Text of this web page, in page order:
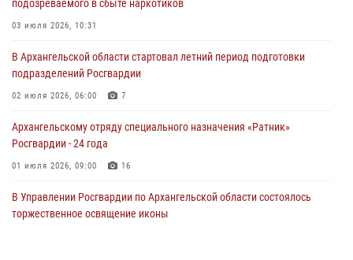
подозреваемого в сбыте наркотиков
03 июля 2026, 10:31
В Архангельской области стартовал летний период подготовки
подразделений Росгвардии
02 июля 2026, 06:00 7
Архангельскому отряду специального назначения «Ратник»
Росгвардии - 24 года
01 июля 2026, 09:00 16
В Управлении Росгвардии по Архангельской области состоялось
торжественное освящение иконы